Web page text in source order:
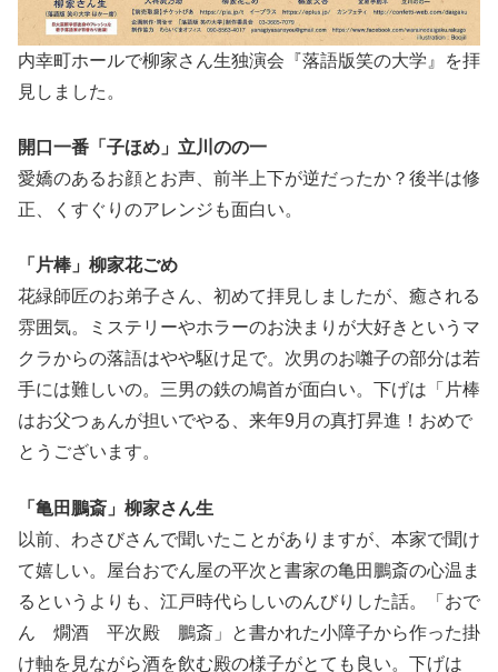
内幸町ホールで柳家さん生独演会『落語版笑の大学』を拝
見しました。
開口一番「子ほめ」立川のの一
愛嬌のあるお顔とお声、前半上下が逆だったか？後半は修
正、くすぐりのアレンジも面白い。
「片棒」柳家花ごめ
花緑師匠のお弟子さん、初めて拝見しましたが、癒される
雰囲気。ミステリーやホラーのお決まりが大好きというマ
クラからの落語はやや駆け足で。次男のお囃子の部分は若
手には難しいの。三男の鉄の鳩首が面白い。下げは「片棒
はお父つぁんが担いでやる、来年9月の真打昇進！おめで
とうございます。
「亀田鵬斎」柳家さん生
以前、わさびさんで聞いたことがありますが、本家で聞け
て嬉しい。屋台おでん屋の平次と書家の亀田鵬斎の心温ま
るというよりも、江戸時代らしいのんびりした話。「おで
ん 燗酒 平次殿 鵬斎」と書かれた小障子から作った掛
け軸を見ながら酒を飲む殿の様子がとても良い。下げは